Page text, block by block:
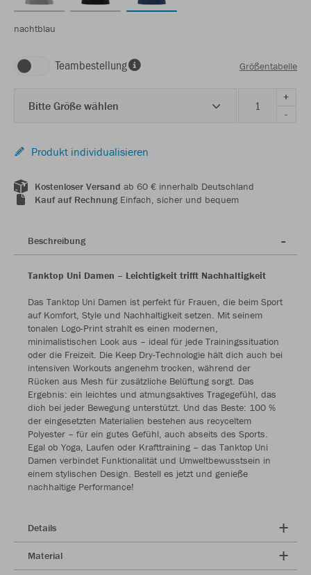
nachtblau
Teambestellung Größentabelle
Bitte Größe wählen
+
-
Produkt individualisieren
Kostenloser Versand ab 60 € innerhalb Deutschland
Kauf auf RechnungEinfach, sicher und bequem
Beschreibung
Tanktop Uni Damen – Leichtigkeit trifft Nachhaltigkeit
Das Tanktop Uni Damen ist perfekt für Frauen, die beim Sport
auf Komfort, Style und Nachhaltigkeit setzen. Mit seinem
tonalen Logo-Print strahlt es einen modernen,
minimalistischen Look aus – ideal für jede Trainingssituation
oder die Freizeit. Die Keep Dry-Technologie hält dich auch bei
intensiven Workouts angenehm trocken, während der
Rücken aus Mesh für zusätzliche Belüftung sorgt. Das
Ergebnis: ein leichtes und atmungsaktives Tragegefühl, das
dich bei jeder Bewegung unterstützt. Und das Beste: 100 %
der eingesetzten Materialien bestehen aus recyceltem
Polyester – für ein gutes Gefühl, auch abseits des Sports.
Egal ob Yoga, Laufen oder Krafttraining – das Tanktop Uni
Damen verbindet Funktionalität und Umweltbewusstsein in
einem stylischen Design. Bestell es jetzt und genieße
nachhaltige Performance!
Details
Material